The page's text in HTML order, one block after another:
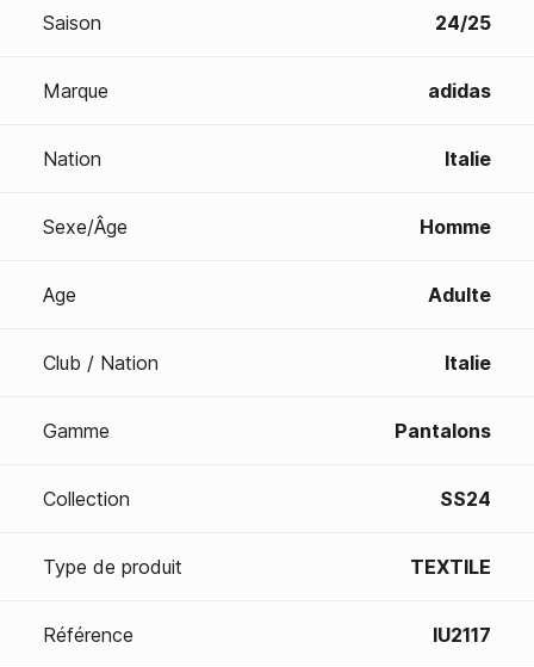
Saison 24/25
Marque adidas
Nation Italie
Sexe/Âge Homme
Age Adulte
Club / Nation Italie
Gamme Pantalons
Collection SS24
Type de produit TEXTILE
Référence IU2117